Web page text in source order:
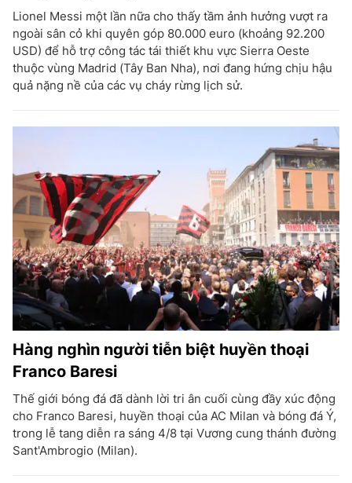
Lionel Messi một lần nữa cho thấy tầm ảnh hưởng vượt ra
ngoài sân cỏ khi quyên góp 80.000 euro (khoảng 92.200
USD) để hỗ trợ công tác tái thiết khu vực Sierra Oeste
thuộc vùng Madrid (Tây Ban Nha), nơi đang hứng chịu hậu
quả nặng nề của các vụ cháy rừng lịch sử.
Hàng nghìn người tiễn biệt huyền thoại
Franco Baresi
Thế giới bóng đá đã dành lời tri ân cuối cùng đầy xúc động
cho Franco Baresi, huyền thoại của AC Milan và bóng đá Ý,
trong lễ tang diễn ra sáng 4/8 tại Vương cung thánh đường
Sant'Ambrogio (Milan).